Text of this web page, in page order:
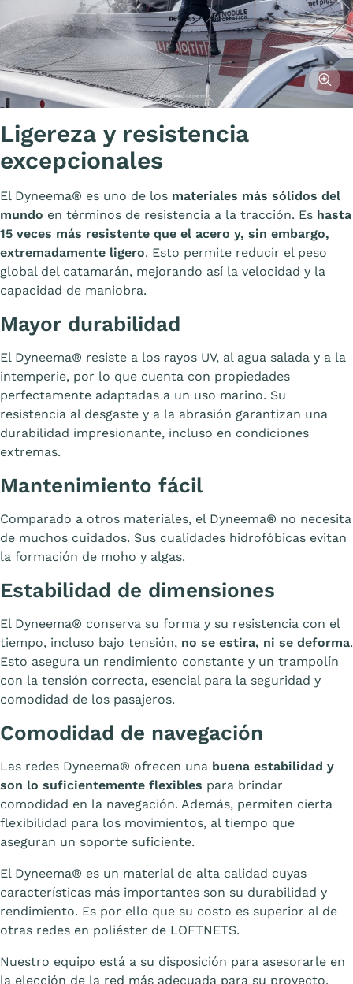
Ligereza y resistencia
excepcionales
El Dyneema® es uno de los materiales más sólidos del
mundo en términos de resistencia a la tracción. Es hasta
15 veces más resistente que el acero y, sin embargo,
extremadamente ligero. Esto permite reducir el peso
global del catamarán, mejorando así la velocidad y la
capacidad de maniobra.
Mayor durabilidad
El Dyneema® resiste a los rayos UV, al agua salada y a la
intemperie, por lo que cuenta con propiedades
perfectamente adaptadas a un uso marino. Su
resistencia al desgaste y a la abrasión garantizan una
durabilidad impresionante, incluso en condiciones
extremas.
Mantenimiento fácil
Comparado a otros materiales, el Dyneema® no necesita
de muchos cuidados. Sus cualidades hidrofóbicas evitan
la formación de moho y algas.
Estabilidad de dimensiones
El Dyneema® conserva su forma y su resistencia con el
tiempo, incluso bajo tensión, no se estira, ni se deforma.
Esto asegura un rendimiento constante y un trampolín
con la tensión correcta, esencial para la seguridad y
comodidad de los pasajeros.
Comodidad de navegación
Las redes Dyneema® ofrecen una buena estabilidad y
son lo suficientemente flexibles para brindar
comodidad en la navegación. Además, permiten cierta
flexibilidad para los movimientos, al tiempo que
aseguran un soporte suficiente.
El Dyneema® es un material de alta calidad cuyas
características más importantes son su durabilidad y
rendimiento. Es por ello que su costo es superior al de
otras redes en poliéster de LOFTNETS.
Nuestro equipo está a su disposición para asesorarle en
la elección de la red más adecuada para su proyecto.